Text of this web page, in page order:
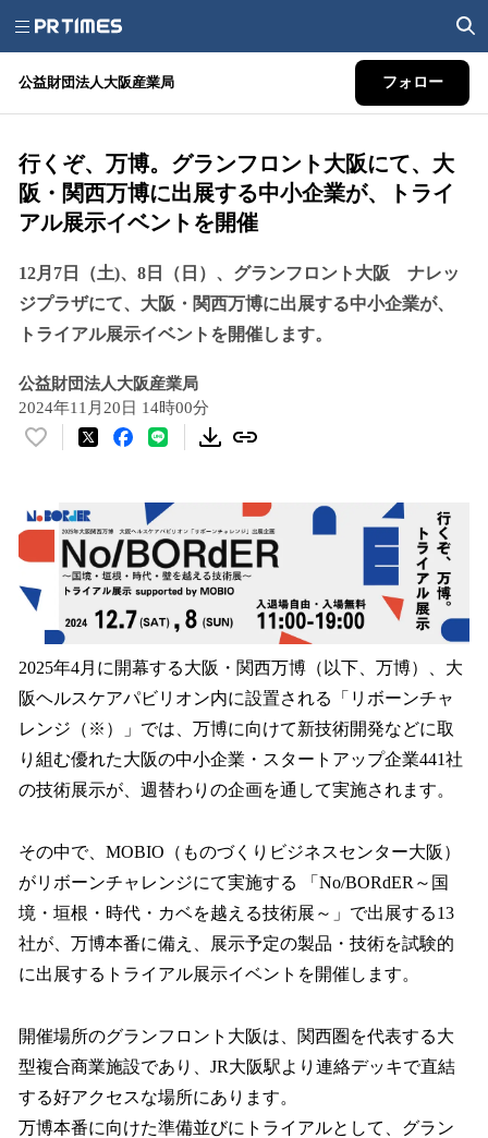
公益財団法人大阪産業局 フォロー
行くぞ、万博。グランフロント大阪にて、大
阪・関西万博に出展する中小企業が、トライ
アル展示イベントを開催
12月7日（土)、8日（日）、グランフロント大阪 ナレッ
ジプラザにて、大阪・関西万博に出展する中小企業が、
トライアル展示イベントを開催します。
公益財団法人大阪産業局
2024年11月20日 14時00分
い
！
を
読
み
込
中
で
す
2025年4月に開幕する大阪・関西万博（以下、万博）、大
阪ヘルスケアパビリオン内に設置される「リボーンチャ
レンジ（※）」では、万博に向けて新技術開発などに取
り組む優れた大阪の中小企業・スタートアップ企業441社
の技術展示が、週替わりの企画を通して実施されます。
その中で、MOBIO（ものづくりビジネスセンター大阪）
がリボーンチャレンジにて実施する 「No/BORdER～国
境・垣根・時代・カベを越える技術展～」で出展する13
社が、万博本番に備え、展示予定の製品・技術を試験的
に出展するトライアル展示イベントを開催します。
開催場所のグランフロント大阪は、関西圏を代表する大
型複合商業施設であり、JR大阪駅より連絡デッキで直結
する好アクセスな場所にあります。
万博本番に向けた準備並びにトライアルとして、グラン